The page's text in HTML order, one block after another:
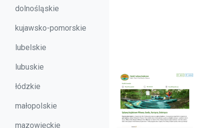
dolnośląskie
kujawsko-pomorskie
lubelskie
lubuskie
łódzkie
małopolskie
mazowieckie